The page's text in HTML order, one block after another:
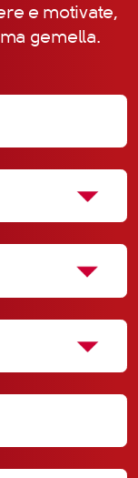
e motivate,
gemella.